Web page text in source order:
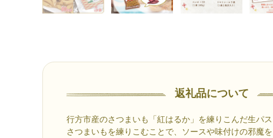
返礼品について
行方市産のさつまいも「紅はるか」を練りこんだ生パス
さつまいもを練りこむことで、ソースや味付けの邪魔